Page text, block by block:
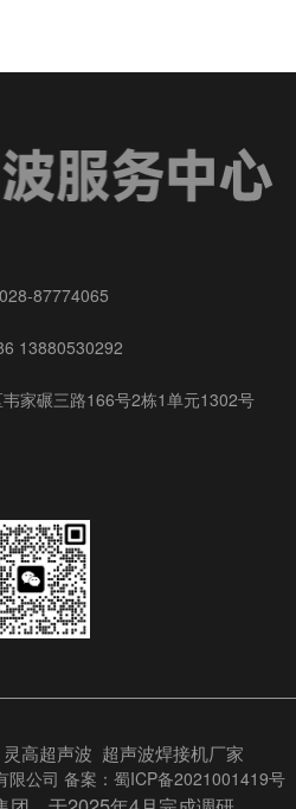
028-87774065
13880530292
家碾三路166号2栋1单元1302号
灵高超声波 超声波焊接机厂家
公司 备案： 蜀ICP备2021001419号